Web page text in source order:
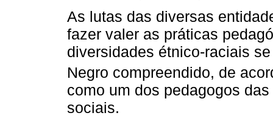
As lutas das diversas
fazer valer as práticas
diversidades étnico-raciais
Negro compreendido, de
como um dos pedagogos
sociais.